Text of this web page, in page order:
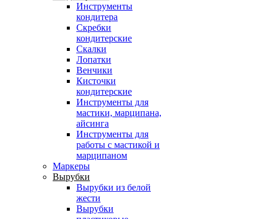
Инструменты
кондитера
Скребки
кондитерские
Скалки
Лопатки
Венчики
Кисточки
кондитерские
Инструменты для
мастики, марципана,
айсинга
Инструменты для
работы с мастикой и
марципаном
Маркеры
Вырубки
Вырубки из белой
жести
Вырубки